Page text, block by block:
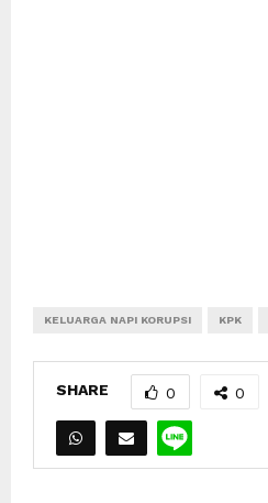
KELUARGA NAPI KORUPSI KPK
SHARE 0 0